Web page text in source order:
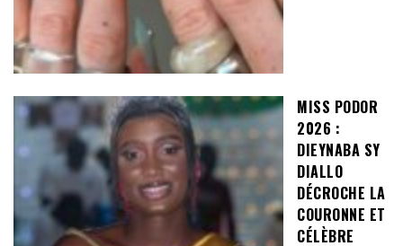
MISS PODOR
2026 :
DIEYNABA SY
DIALLO
DÉCROCHE LA
COURONNE ET
CÉLÈBRE